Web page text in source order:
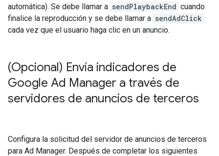
automática). Se debe llamar a sendPlaybackEnd cuando
finalice la reproducción y se debe llamar a sendAdClick
cada vez que el usuario haga clic en un anuncio.
(Opcional) Envía indicadores de
Google Ad Manager a través de
servidores de anuncios de terceros
Configura la solicitud del servidor de anuncios de terceros
para Ad Manager. Después de completar los siguientes